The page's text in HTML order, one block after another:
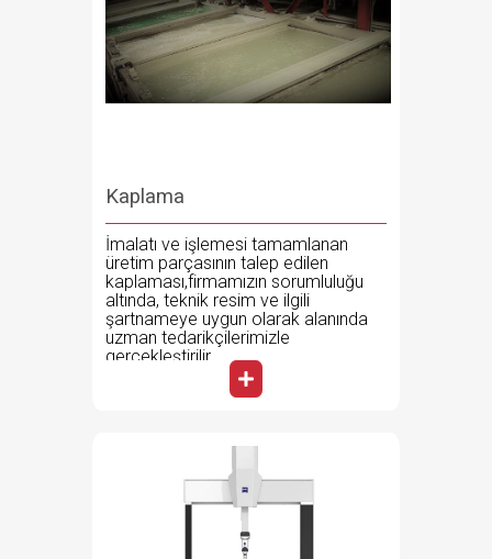
Kaplama
İmalatı ve işlemesi tamamlanan
üretim parçasının talep edilen
kaplaması,firmamızın sorumluluğu
altında, teknik resim ve ilgili
şartnameye uygun olarak alanında
uzman tedarikçilerimizle
gerçekleştirilir.